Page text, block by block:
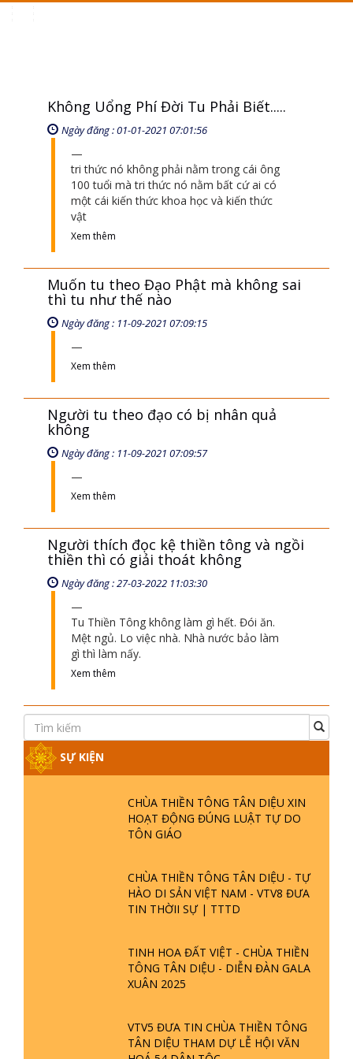
Không Uổng Phí Đời Tu Phải Biết.....
tri thức nó không phải nằm trong cái ông
100 tuổi mà tri thức nó nằm bất cứ ai có
một cái kiến thức khoa học và kiến thức
vật
Muốn tu theo Đạo Phật mà không sai
thì tu như thế nào
Ngày đăng : 11-09-2021 07:09:15
Xem thêm
Người tu theo đạo có bị nhân quả
không
Xem thêm
Người thích đọc kệ thiền tông và ngồi
thiền thì có giải thoát không
Ngày đăng : 27-03-2022 11:03:30
Tu Thiền Tông không làm gì hết. Đói ăn.
Mệt ngủ. Lo việc nhà. Nhà nước bảo làm
gì thì làm nấy.
Xem thêm
CHÙA THIỀN TÔNG TÂN DIỆU XIN
HOẠT ĐỘNG ĐÚNG LUẬT TỰ DO
CHÙA THIỀN TÔNG TÂN DIỆU - TỰ
HÀO DI SẢN VIỆT NAM - VTV8 ĐƯA
TINH HOA ĐẤT VIỆT - CHÙA THIỀN